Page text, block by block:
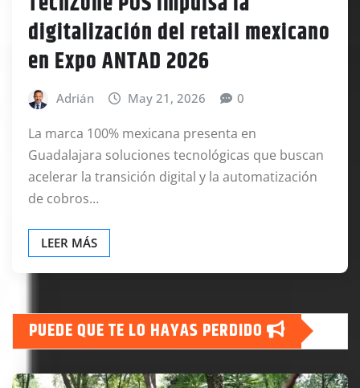
digitalización del retail mexicano
en Expo ANTAD 2026
Adrián May 21, 2026 0
La marca 100% mexicana presenta en
Guadalajara soluciones tecnológicas que buscan
acelerar la transición digital y la automatización
de cobros…
LEER MÁS
PUEDE QUE TE LO HAYAS PERDIDO